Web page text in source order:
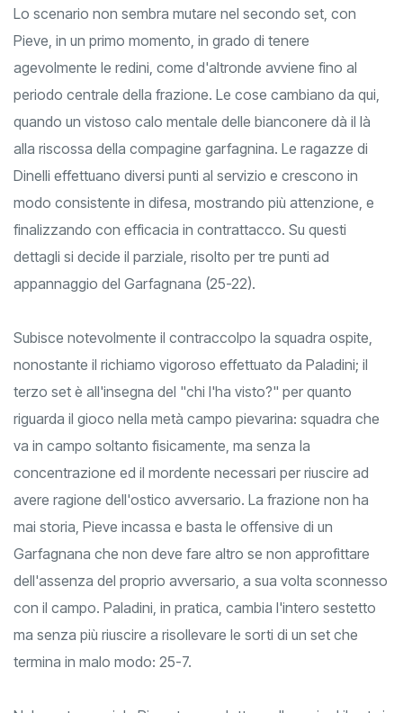
Lo scenario non sembra mutare nel secondo set, con
Pieve, in un primo momento, in grado di tenere
agevolmente le redini, come d'altronde avviene fino al
periodo centrale della frazione. Le cose cambiano da qui,
quando un vistoso calo mentale delle bianconere dà il là
alla riscossa della compagine garfagnina. Le ragazze di
Dinelli effettuano diversi punti al servizio e crescono in
modo consistente in difesa, mostrando più attenzione, e
finalizzando con efficacia in contrattacco. Su questi
dettagli si decide il parziale, risolto per tre punti ad
Subisce notevolmente il contraccolpo la squadra ospite,
nonostante il richiamo vigoroso effettuato da Paladini; il
terzo set è all'insegna del "chi l'ha visto?" per quanto
riguarda il gioco nella metà campo pievarina: squadra che
va in campo soltanto fisicamente, ma senza la
concentrazione ed il mordente necessari per riuscire ad
avere ragione dell'ostico avversario. La frazione non ha
mai storia, Pieve incassa e basta le offensive di un
Garfagnana che non deve fare altro se non approfittare
dell'assenza del proprio avversario, a sua volta sconnesso
con il campo. Paladini, in pratica, cambia l'intero sestetto
ma senza più riuscire a risollevare le sorti di un set che